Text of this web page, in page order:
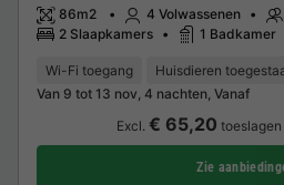
86m2 4 Volwassenen
2 Slaapkamers
1 Badkamer
Wi-Fi toegang Huisdieren
Van 9 tot 13 nov, 4 nachten, Vanaf
Excl. € 65,20
Zie